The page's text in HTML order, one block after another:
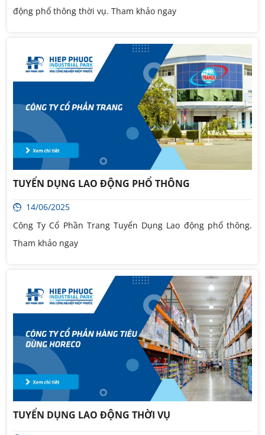
động phổ thông thời vụ. Tham khảo ngay
TUYỂN DỤNG LAO ĐỘNG PHỔ THÔNG
14/06/2025
Công Ty Cổ Phần Trang Tuyển Dụng Lao động phổ thông.
Tham khảo ngay
TUYỂN DỤNG LAO ĐỘNG THỜI VỤ